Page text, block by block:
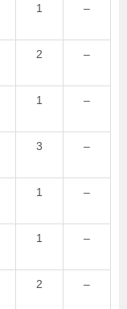
1 –
2 –
1 –
3 –
1 –
1 –
2 –